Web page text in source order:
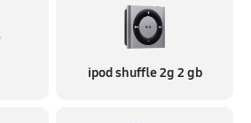
ipod shuffle 2g 2 gb